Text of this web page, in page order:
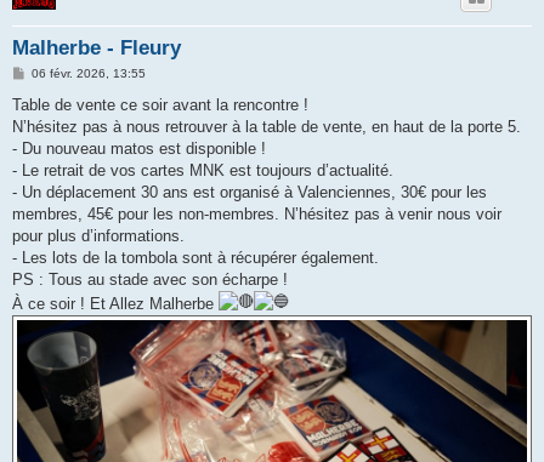
Malherbe - Fleury
M
s
a
g
06 févr. 2026, 13:55
Table de vente ce soir avant la rencontre !
N’hésitez pas à nous retrouver à la table de vente, en haut de la porte 5.
- Du nouveau matos est disponible !
- Le retrait de vos cartes MNK est toujours d’actualité.
- Un déplacement 30 ans est organisé à Valenciennes, 30€ pour les
membres, 45€ pour les non-membres. N’hésitez pas à venir nous voir
pour plus d’informations.
- Les lots de la tombola sont à récupérer également.
PS : Tous au stade avec son écharpe !
À ce soir ! Et Allez Malherbe